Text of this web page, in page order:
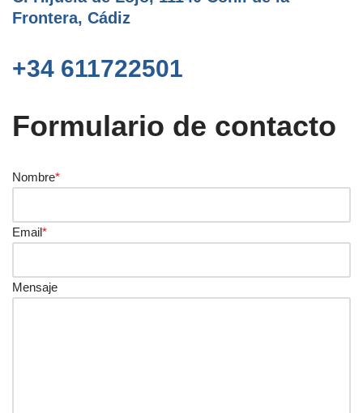
Frontera, Cádiz
+34 611722501
Formulario de contacto
Nombre*
Email*
Mensaje